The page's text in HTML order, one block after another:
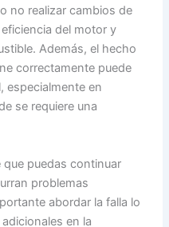
no realizar cambios de
del motor y
Además, el hecho
correctamente puede
especialmente en
se requiere una
puedas continuar
problemas
abordar la falla lo
en la